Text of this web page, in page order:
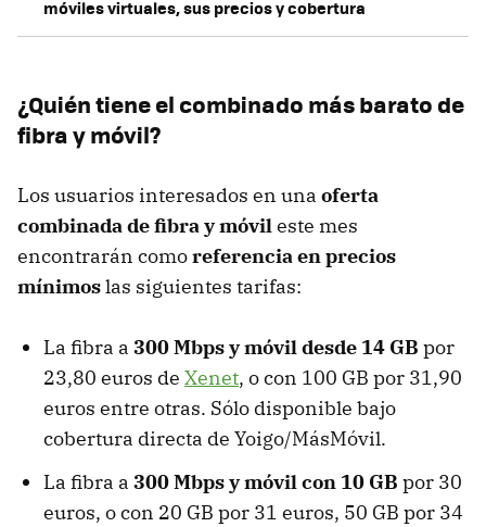
móviles virtuales, sus precios y cobertura
¿Quién tiene el combinado más barato de
fibra y móvil?
Los usuarios interesados en una oferta
combinada de fibra y móvileste mes
encontrarán comoreferencia en precios
mínimoslas siguientes tarifas:
La fibra a 300 Mbps y móvil desde 14 GB por
23,80 euros de Xenet, o con 100 GB por 31,90
euros entre otras. Sólo disponible bajo
cobertura directa de Yoigo/MásMóvil.
La fibra a 300 Mbps y móvil con 10 GB por 30
euros, o con 20 GB por 31 euros, 50 GB por 34